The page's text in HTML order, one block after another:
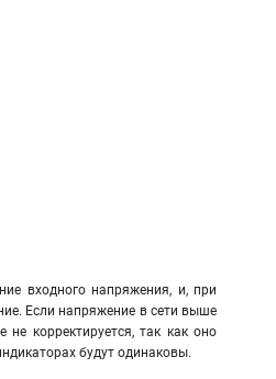
входного напряжения, и, при
Если напряжение в сети выше
корректируется, так как оно
будут одинаковы.